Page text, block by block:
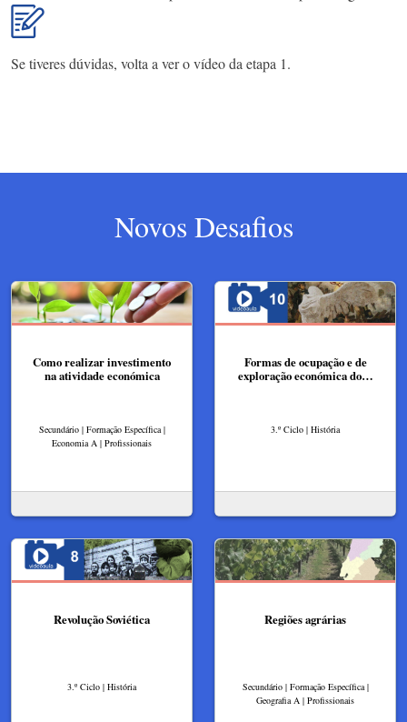
Se tiveres dúvidas, volta a ver o vídeo da etapa 1.
Novos Desafios
Como realizar investimento
na atividade económica
Secundário | Formação Específica |
Economia A | Profissionais
Formas de ocupação e de
exploração económica do…
3.º Ciclo | História
Revolução Soviética
3.º Ciclo | História
Regiões agrárias
Secundário | Formação Específica |
Geografia A | Profissionais